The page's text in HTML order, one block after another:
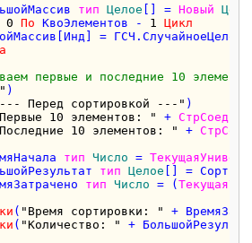
тип Целое [] = Новый
0 По КвоЭлементов - 1
Цикл
=
первые и последние 10
)
Перед сортировкой ---" )
10 элементов: " +
10 элементов: " +
тип Число =
тип Целое [] =
тип Число = (
( "Время сортировки: "
+
( "Количество: "
+